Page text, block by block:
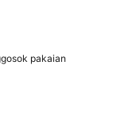
pakaian